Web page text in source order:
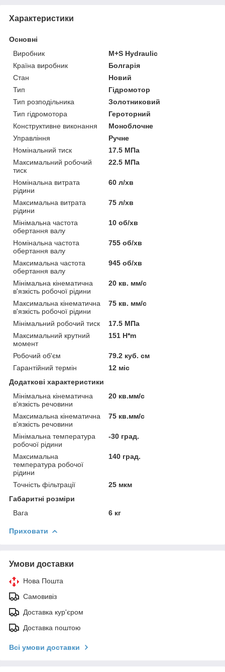
Характеристики
Основні
Виробник
M+S Hydraulic
Країна виробник
Болгарія
Стан
Новий
Тип
Гідромотор
Тип розподільника
Золотниковий
Тип гідромотора
Героторний
Конструктивне виконання
Моноблочне
Управління
Ручне
Номінальний тиск
17.5 МПа
Максимальний робочий
тиск
22.5 МПа
Номінальна витрата
рідини
60 л/хв
Максимальна витрата
рідини
75 л/хв
Мінімальна частота
обертання валу
10 об/хв
Номінальна частота
обертання валу
755 об/хв
Максимальна частота
обертання валу
945 об/хв
Мінімальна кінематична
в'язкість робочої рідини
20 кв. мм/с
Максимальна кінематична
в'язкість робочої рідини
75 кв. мм/с
Мінімальний робочий тиск
17.5 МПа
Максимальний крутний
момент
151 H*m
Робочий об'єм
79.2 куб. см
Гарантійний термін
12 міс
Додаткові характеристики
Мінімальна кінематична
в'язкість речовини
20 кв.мм/с
Максимальна кінематична
в'язкість речовини
75 кв.мм/с
Мінімальна температура
робочої рідини
-30 град.
Максимальна
температура робочої
рідини
140 град.
Точність фільтрації
25 мкм
Габаритні розміри
Вага
6 кг
Приховати
Умови доставки
Нова Пошта
Самовивіз
Доставка кур'єром
Доставка поштою
Всі умови доставки